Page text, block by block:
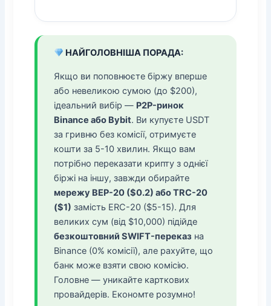
НАЙГОЛОВНІША ПОРАДА:
Якщо ви поповнюєте біржу вперше
або невеликою сумою (до $200),
ідеальний вибір — P2P-ринок
Binance або Bybit. Ви купуєте USDT
за гривню без комісії, отримуєте
кошти за 5-10 хвилин. Якщо вам
потрібно переказати крипту з однієї
біржі на іншу, завжди обирайте
мережу BEP-20 ($0.2) або TRC-20
($1) замість ERC-20 ($5-15). Для
великих сум (від $10,000) підійде
безкоштовний SWIFT-переказ на
Binance (0% комісії), але рахуйте, що
банк може взяти свою комісію.
Головне — уникайте карткових
провайдерів. Економте розумно!